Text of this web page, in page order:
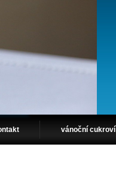
vánoční cukroví